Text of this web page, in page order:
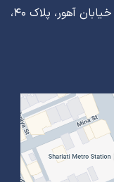
آدرس: تهران، شریعتی، بالاتر از میرداماد، خیابان آهور، پلاک ۴۰،